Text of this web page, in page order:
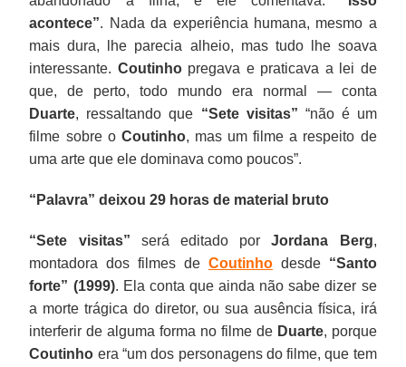
acontece”. Nada da experiência humana, mesmo a
mais dura, lhe parecia alheio, mas tudo lhe soava
interessante. Coutinhopregava e praticava a lei de
que, de perto, todo mundo era normal — conta
Duarte, ressaltando que “Sete visitas” “não é um
filme sobre o Coutinho, mas um filme a respeito de
uma arte que ele dominava como poucos”.
“Palavra” deixou 29 horas de material bruto
“Sete visitas” será editado porJordana Berg,
montadora dos filmes de Coutinhodesde “Santo
forte” (1999). Ela conta que ainda não sabe dizer se
a morte trágica do diretor, ou sua ausência física, irá
interferir de alguma forma no filme de Duarte, porque
Coutinho era “um dos personagens do filme, que tem